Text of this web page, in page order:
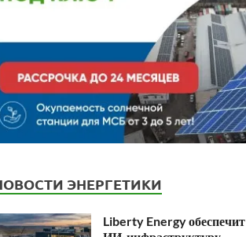
ЭНЕРГЕТИКИ
Liberty Energy обеспечит